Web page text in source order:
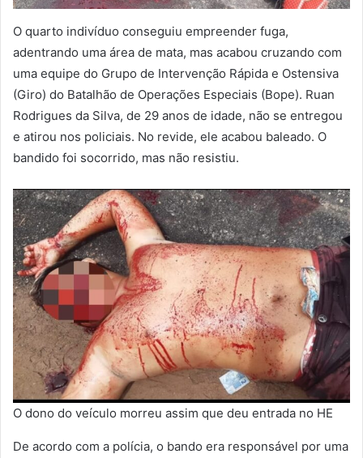
O quarto indivíduo conseguiu empreender fuga,
adentrando uma área de mata, mas acabou cruzando com
uma equipe do Grupo de Intervenção Rápida e Ostensiva
(Giro) do Batalhão de Operações Especiais (Bope). Ruan
Rodrigues da Silva, de 29 anos de idade, não se entregou
e atirou nos policiais. No revide, ele acabou baleado. O
bandido foi socorrido, mas não resistiu.
O dono do veículo morreu assim que deu entrada no HE
De acordo com a polícia, o bando era responsável por uma